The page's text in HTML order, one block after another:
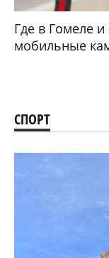
Где в Гомеле и
мобильные
СПОРТ